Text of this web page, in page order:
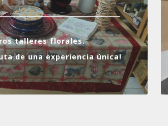
talleres florales.
de una experiencia única!